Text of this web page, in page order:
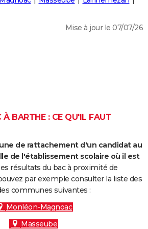
Mise à jour le 07/07/26
À BARTHE : CE QU'IL FAUT
de rattachement d'un candidat au
de l'établissement scolaire où il est
résultats du bac à proximité de
par exemple consulter la liste des
communes suivantes :
Monléon-Magnoac
Masseube